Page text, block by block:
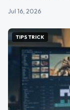
Jul 16, 2026
TIPS TRICK